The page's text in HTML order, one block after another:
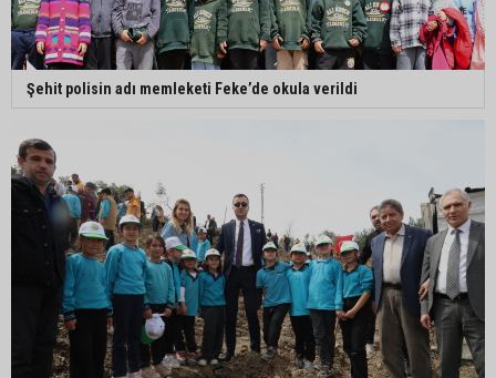
Şehit polisin adı memleketi Feke’de okula verildi